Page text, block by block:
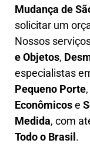
Mudança de
solicitar um
Nossos
e Objetos, D
especialistas
Pequeno Porte,
Econômicose
Medida, com
Todo o Brasil.